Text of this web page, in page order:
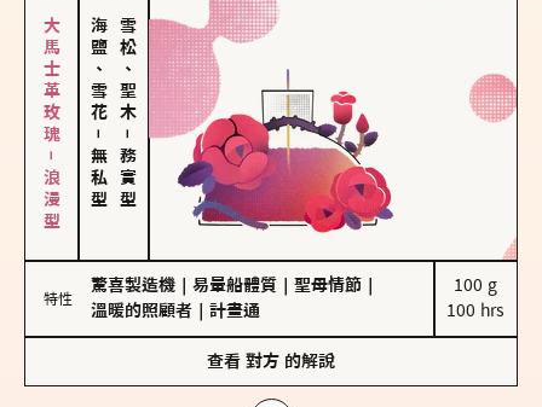
大馬士革玫瑰－浪漫型 海鹽、雪花
－
無私型
雪松、聖木
－
務實型
特性
驚喜製造機 易暈船體質 聖母情節
溫暖的照顧者
計畫通
100 g
100 hrs
查看 對方 的解說